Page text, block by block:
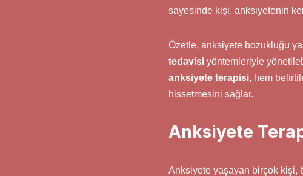
sayesinde kişi, anksiyetenin
Özetle, anksiyete bozukluğu
tedavisiyöntemleriyle
anksiyete terapisi, hem
hissetmesini sağlar.
Anksiyete
Anksiyete yaşayan birçok kişi,